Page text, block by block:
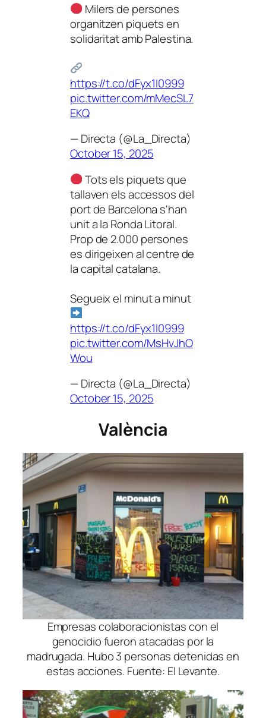
Milers de persones
organitzen piquets en
solidaritat amb Palestina.
https://t.co/dFyx1I0999
pic.twitter.com/mMecSL7
EKQ
— Directa (@La_Directa)
October 15, 2025
Tots els piquets que
tallaven els accessos del
port de Barcelona s'han
unit a la Ronda Litoral.
Prop de 2.000 persones
es dirigeixen al centre de
la capital catalana.
Segueix el minut a minut
https://t.co/dFyx1I0999
pic.twitter.com/MsHvJhO
Wou
— Directa (@La_Directa)
October 15, 2025
València
Empresas colaboracionistas con el
genocidio fueron atacadas por la
madrugada. Hubo 3 personas detenidas en
estas acciones. Fuente: El Levante.